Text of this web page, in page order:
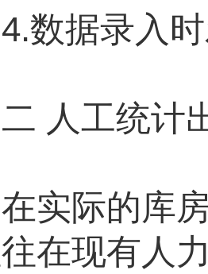
据录入时
工统计出
际的库房
在现有人